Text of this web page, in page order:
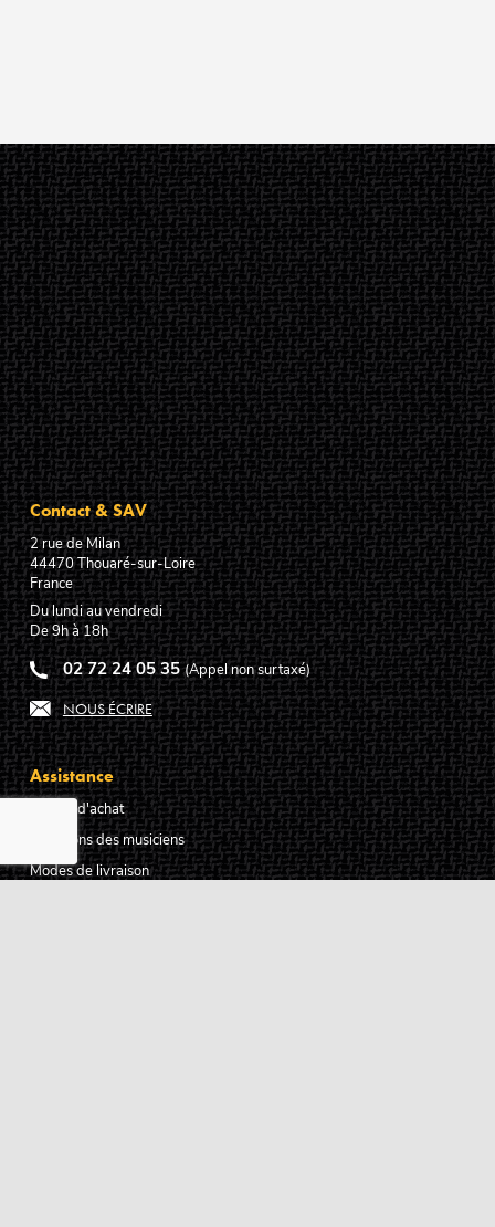
Contact & SAV
2 rue de Milan
44470Thouaré-sur-Loire
France
Du lundi au vendredi
De 9h à 18h
02 72 24 05 35 (Appel non surtaxé)
NOUS ÉCRIRE
Assistance
Guides d'achat
Questions des musiciens
Modes de livraison